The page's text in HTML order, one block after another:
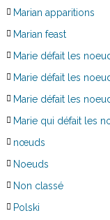
Marian apparitions
Marian feast
Marie défait les
Marie défait les
Marie défait les
Marie qui défait les
nœuds
Noeuds
Non classé
Polski